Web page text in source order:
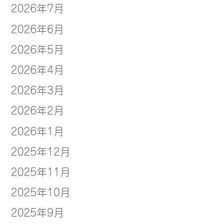
2026年7月
2026年6月
2026年5月
2026年4月
2026年3月
2026年2月
2026年1月
2025年12月
2025年11月
2025年10月
2025年9月